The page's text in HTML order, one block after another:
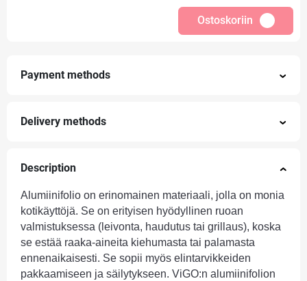
Ostoskoriin
Payment methods
Delivery methods
Description
Alumiinifolio on erinomainen materiaali, jolla on monia
kotikäyttöjä. Se on erityisen hyödyllinen ruoan
valmistuksessa (leivonta, haudutus tai grillaus), koska
se estää raaka-aineita kiehumasta tai palamasta
ennenaikaisesti. Se sopii myös elintarvikkeiden
pakkaamiseen ja säilytykseen. ViGO:n alumiinifolion